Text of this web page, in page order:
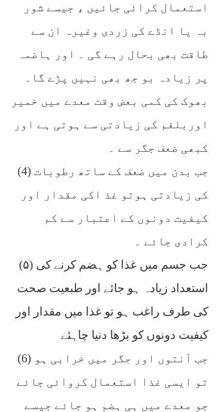
استعمال کرائی جائیں ، جیسے شور
بہ یا انڈے کی زردی وغیرہ ان سے
طاقت بھی بحال رہے گی ۔ اور ہاضمہ
پر زیادہ بو جھ بھی نہیں پڑے گا۔
بھوک کی کمی بعض وقت معدے میں خمیر
اوربلغم کی زیادتی سے ہوتی ہے اور
کبھی ضعف جگر سے ۔
(4) جب بدن میں ضعف کے ساتھ رطوبات
کی زیادتی ہوتو غذ اکی مقدار اور
کیفیت دونوں کے اعتبار سے کم
کرادی جائے ۔
(۵) جب جسم میں غذا کو ہضم کرنے کی
استعداد زیادہ ہو جائے اور طبعیت صحت
کی طرف راغب ہو تو غذا میں مقدار اور
کیفیت دونوں کو بڑھا دنیا چاہئے
(6) جب آنتوں اور جگر میں خرابی ہو
تو ایسی غذا استعمال کروائی جائے
جو معدے میں ہی ہضم ہو جائے جیسے